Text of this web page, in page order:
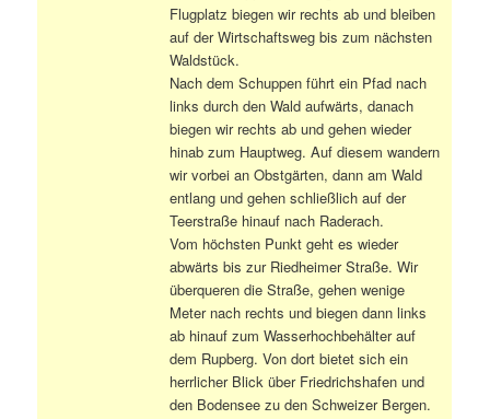
Flugplatz biegen wir rechts ab und bleiben
auf der Wirtschaftsweg bis zum nächsten
Waldstück.
Nach dem Schuppen führt ein Pfad nach
links durch den Wald aufwärts, danach
biegen wir rechts ab und gehen wieder
hinab zum Hauptweg. Auf diesem wandern
wir vorbei an Obstgärten, dann am Wald
entlang und gehen schließlich auf der
Teerstraße hinauf nach Raderach.
Vom höchsten Punkt geht es wieder
abwärts bis zur Riedheimer Straße. Wir
überqueren die Straße, gehen wenige
Meter nach rechts und biegen dann links
ab hinauf zum Wasserhochbehälter auf
dem Rupberg. Von dort bietet sich ein
herrlicher Blick über Friedrichshafen und
den Bodensee zu den Schweizer Bergen.